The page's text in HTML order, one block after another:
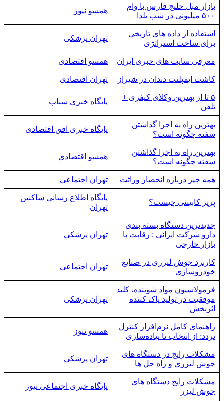
بازار مبل خلیج فارس با وام
۵۰۰ میلیونی در شب یلدا
همسو نیوز
استفاده از داده های تاریخی
برای ساخت استراتژی
تهران پزشکی
معرفی سایت های خبری ایران همسو اقتصادی
کاشت ایمپلنت دندان در شیراز تهران اقتصادی
۵ تا از بهترین وکلای کیفری +
تلفن
پایگاه خبری شباب
بهترین راه به اجرا گذاشتن
سفته چگونه است؟
پایگاه خبری افق اقتصادی
بهترین راه به اجرا گذاشتن
سفته چگونه است؟
همسو اقتصادی
همه چیز درباره انحصار وراثت تهران اجتماعی
پریز کابینتی چیست؟
پایگاه اطلاع رسانی ساکنین
تهران
جدیدترین دستگاه بسته بندی
دارو شرکت ایرانی : رقابت با
بازار خارجی
تهران پزشکی
کاربرد جوش لیزری در صنایع
خودروسازی
تهران اجتماعی
فرمولاسیون مواد شوینده، کلید
موفقیت در تولید پاک‌ کننده‌
اثربخش
تهران پزشکی
راهنمای کامل نرم‌افزار کنترل
تردد: از انتخاب تا پیاده‌سازی
همسو نیوز
مشکلات رایج در دستگاه های
جوش لیزری و راه حل ها
تهران پزشکی
مشکلات رایج دستگاه های
جوش لیزر
پایگاه خبری اجتماعی نیوز